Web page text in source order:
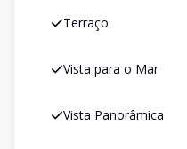
Terraço
Vista para o Mar
Vista Panorâmica